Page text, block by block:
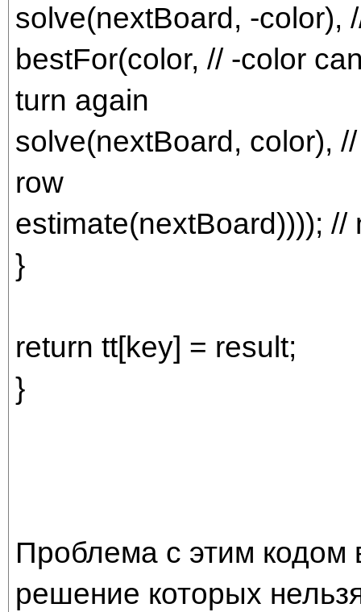
solve(nextBoard, -color),
bestFor(color, // -color
turn again
solve(nextBoard, color),
row
estimate(nextBoard))));
}
return tt[key] = result;
}
Проблема с этим кодом
решение которых